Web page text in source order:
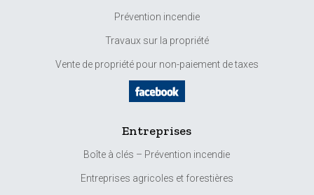
Prévention incendie
Travaux sur la propriété
Vente de propriété pour non-paiement de taxes
Entreprises
Boîte à clés – Prévention incendie
Entreprises agricoles et forestières